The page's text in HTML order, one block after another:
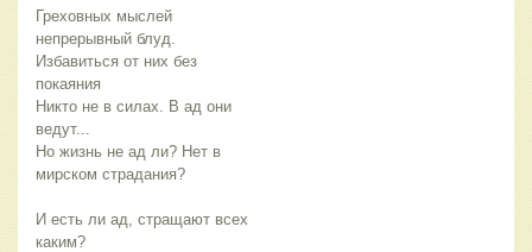
Греховных мыслей
непрерывный блуд.
Избавиться от них без
покаяния
Никто не в силах. В ад они
ведут...
Но жизнь не ад ли? Нет в
мирском страдания?
И есть ли ад, стращают всех
каким?